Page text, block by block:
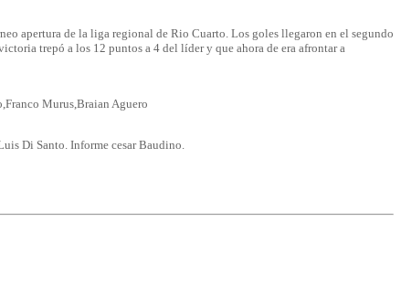
apertura de la liga regional de Rio Cuarto. Los goles llegaron en el segundo
trepó a los 12 puntos a 4 del líder y que ahora de era afrontar a
Murus,Braian Aguero
Di Santo. Informe cesar Baudino.